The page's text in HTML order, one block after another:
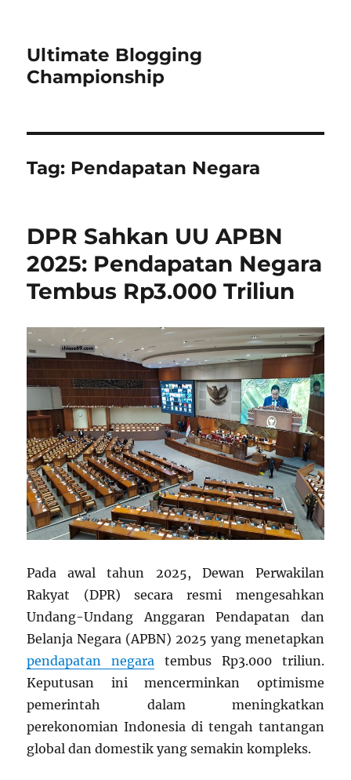
Ultimate Blogging
Championship
Tag: Pendapatan Negara
DPR Sahkan UU APBN
2025: Pendapatan Negara
Tembus Rp3.000 Triliun
Pada awal tahun 2025, Dewan Perwakilan
Rakyat (DPR) secara resmi mengesahkan
Undang-Undang Anggaran Pendapatan dan
Belanja Negara (APBN) 2025 yang menetapkan
pendapatan negara tembus Rp3.000 triliun.
Keputusan ini mencerminkan optimisme
pemerintah dalam meningkatkan
perekonomian Indonesia di tengah tantangan
global dan domestik yang semakin kompleks.